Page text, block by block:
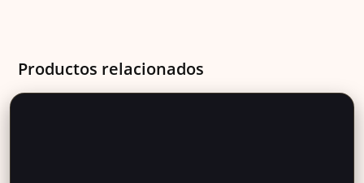
Productos relacionados